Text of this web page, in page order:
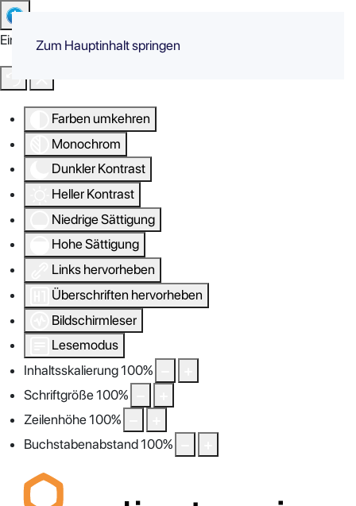
Eingabehilfen öffnen
Farben umkehren
Monochrom
Dunkler Kontrast
Heller Kontrast
Niedrige Sättigung
Hohe Sättigung
Links hervorheben
Überschriften hervorheben
Bildschirmleser
Lesemodus
Inhaltsskalierung100%
Schriftgröße100%
Zeilenhöhe100%
Buchstabenabstand100%
Zum Hauptinhalt springen